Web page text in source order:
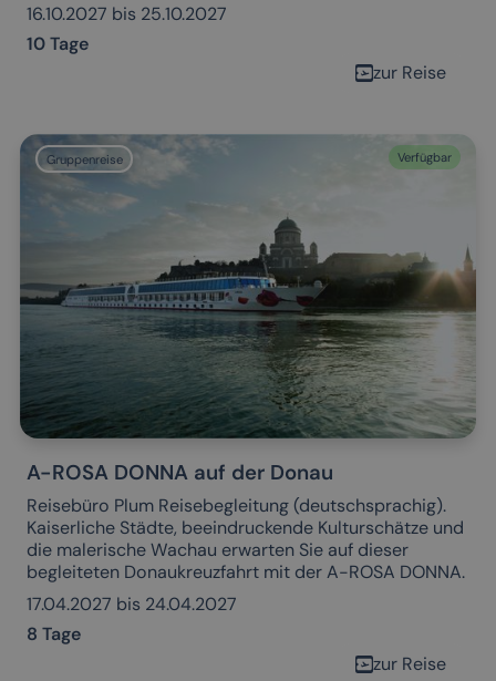
16.10.2027 bis 25.10.2027
10 Tage
zur Reise
Gruppenreise Verfügbar
A-ROSA DONNA auf der Donau
Reisebüro Plum Reisebegleitung (deutschsprachig).
Kaiserliche Städte, beeindruckende Kulturschätze und
die malerische Wachau erwarten Sie auf dieser
begleiteten Donaukreuzfahrt mit der A-ROSA DONNA.
17.04.2027 bis 24.04.2027
8 Tage
zur Reise